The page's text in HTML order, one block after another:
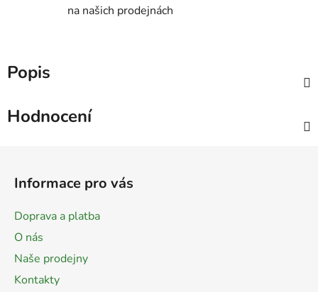
na našich prodejnách
Popis
Hodnocení
Informace pro vás
Doprava a platba
O nás
Naše prodejny
Kontakty